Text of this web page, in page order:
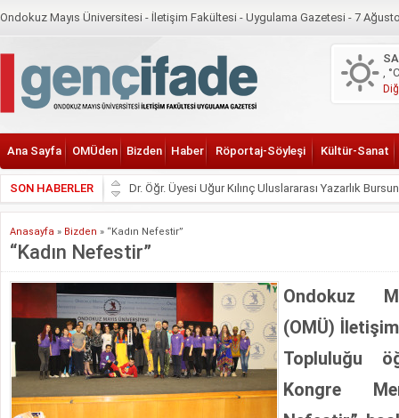
Ondokuz Mayıs Üniversitesi - İletişim Fakültesi - Uygulama Gazetesi - 7
Fotoğraf
, °C
Ana Sayfa OMÜden Bizden Haber Röportaj-Söyleşi Kültür-Sanat
SON HABERLER
Dr. Öğr. Üyesi Uğur Kılınç Uluslararası Yazarlık
İletişim ile Çarşamba İnsan ve Toplum Bilimleri
Geleceğin Teknolojisi ve Su Krizi Çarşamba’daki
Ondokuz Mayıs Üniversitesi Öğrencilerinden Akran
OMÜ Mezunlar Günü 2026 Duyurusu
Çarşamba’nın Kentsel Dönüşümü TÜBİTAK
OMÜ’de Yapay Zekâ ve Sürdürebilirlik Etkisi
Samsun’da Gençlere Binicilik Geleneği Aktarılıyor
İletişim Fakültesi Öğrencilerinden Huzurevinde
Anasayfa » Bizden » “Kadın Nefestir”
“Kadın Nefestir”
Ondokuz
(OMÜ)
Topluluğu
Kongre